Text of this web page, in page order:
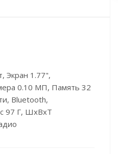
Экран 1.77",
0.10 МП, Память 32
Bluetooth,
97 Г, ШxВxТ